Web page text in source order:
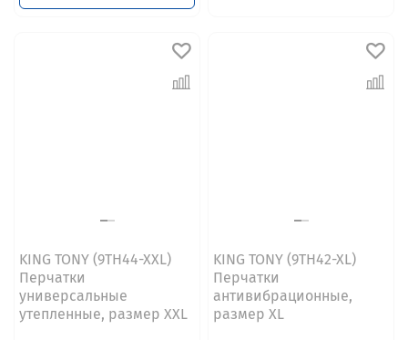
KING TONY (9TH44-XXL)
Перчатки
универсальные
утепленные, размер XXL
KING TONY (9TH42-XL)
Перчатки
антивибрационные,
размер XL